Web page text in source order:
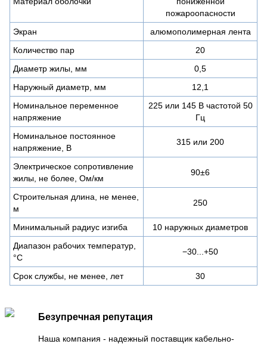
пожароопасности
Экран
алюмополимерная лента
Количество пар
20
Диаметр жилы, мм
0,5
Наружный диаметр, мм
12,1
Номинальное переменное
напряжение
225 или 145 В частотой 50
Гц
Номинальное постоянное
напряжение, В
315 или 200
Электрическое сопротивление
жилы, не более, Ом/км
90±6
Строительная длина, не менее,
м
250
Минимальный радиус изгиба
10 наружных диаметров
Диапазон рабочих температур,
°C
−30...+50
Срок службы, не менее, лет 30
Безупречная репутация
Наша компания - надежный поставщик кабельно-